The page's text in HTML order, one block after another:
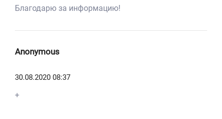
Благодарю за информацию!
Anonymous
30.08.2020 08:37
+